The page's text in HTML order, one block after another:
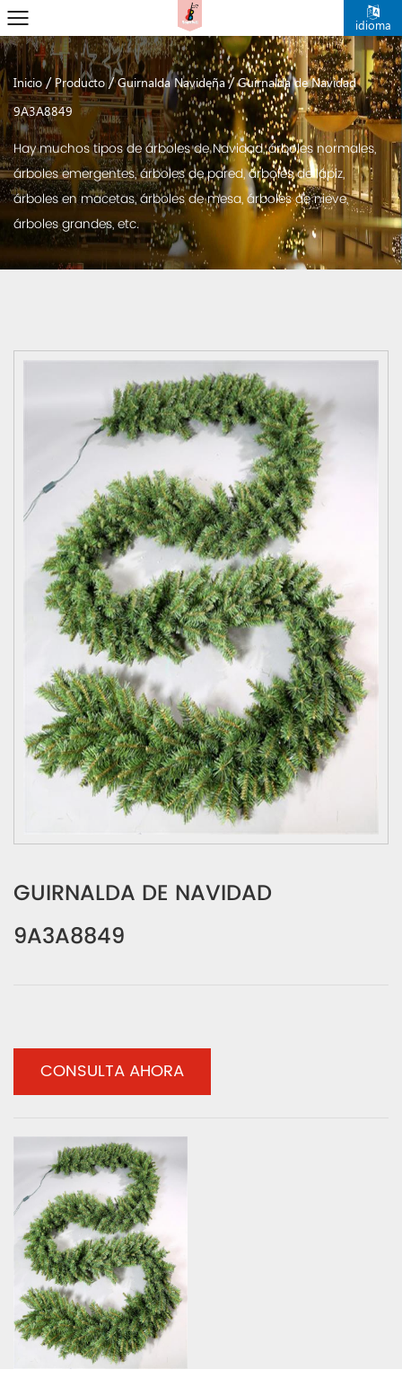
idioma
Inicio/ Producto/Guirnalda Navideña/Guirnalda de Navidad
9A3A8849
Hay muchos tipos de árboles de Navidad, árboles normales,
árboles emergentes, árboles de pared, árboles de lápiz,
árboles en macetas, árboles de mesa, árboles de nieve,
árboles grandes, etc.
GUIRNALDA DE NAVIDAD
9A3A8849
CONSULTA AHORA